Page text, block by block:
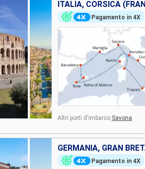
Pagamento in 4X
Altri porti d'imbarco:Savona
GERMANIA, GRAN
Pagamento in 4X